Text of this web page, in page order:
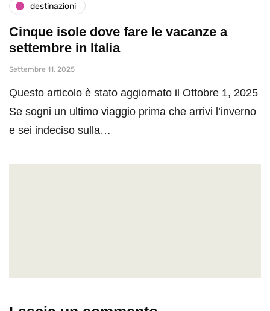
destinazioni
Cinque isole dove fare le vacanze a
settembre in Italia
Settembre 11, 2025
Questo articolo è stato aggiornato il Ottobre 1, 2025
Se sogni un ultimo viaggio prima che arrivi l’inverno
e sei indeciso sulla…